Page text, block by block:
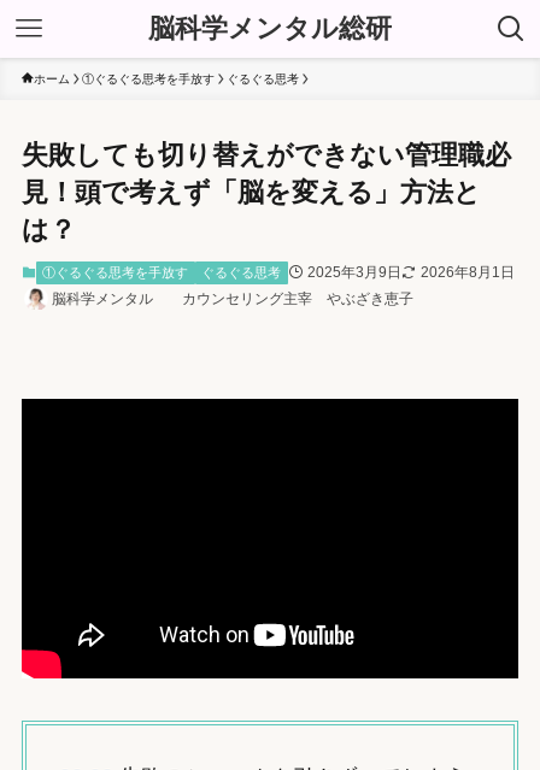
脳科学メンタル総研
ホーム ①ぐるぐる思考を手放す ぐるぐる思考
失敗しても切り替えができない管理職必
見！頭で考えず「脳を変える」方法と
は？
①ぐるぐる思考を手放す ぐるぐる思考 2025年3月9日
2026年8月1日
脳科学メンタル カウンセリング主宰 やぶざき恵子